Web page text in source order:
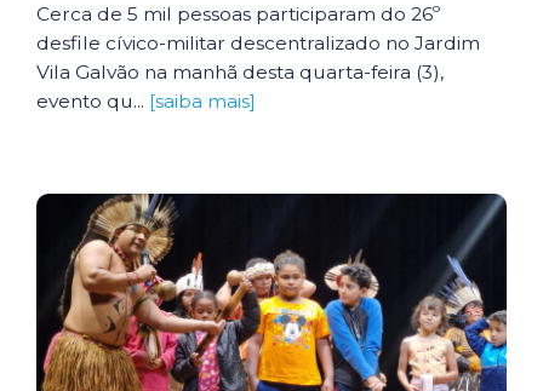
Cerca de 5 mil pessoas participaram do 26º
desfile cívico-militar descentralizado no Jardim
Vila Galvão na manhã desta quarta-feira (3),
evento qu... [saiba mais]